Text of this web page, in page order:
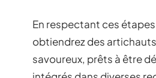
En respectant ces
obtiendrez des
savoureux, prêts à être